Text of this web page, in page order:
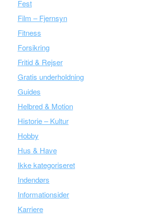
Fest
Film – Fjernsyn
Fitness
Forsikring
Fritid & Rejser
Gratis underholdning
Guides
Helbred & Motion
Historie – Kultur
Hobby
Hus & Have
Ikke kategoriseret
Indendørs
Informationsider
Karriere